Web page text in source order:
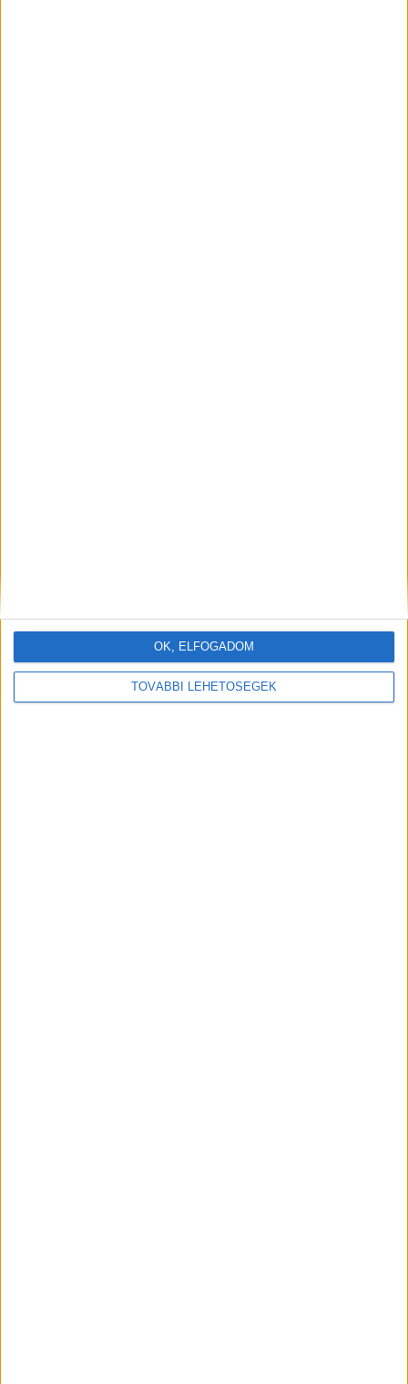
TOVÁBBI LEHETŐSÉGEK
OK, ELFOGADOM